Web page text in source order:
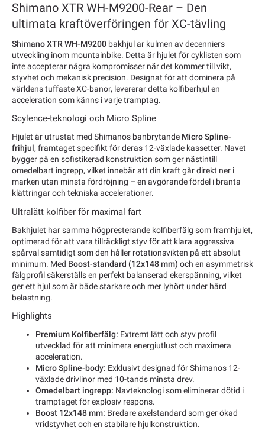
Shimano XTR WH-M9200-Rear – Den
ultimata kraftöverföringen för XC-tävling
Shimano XTR WH-M9200 bakhjul är kulmen av decenniers
utveckling inom mountainbike. Detta är hjulet för cyklisten som
inte accepterar några kompromisser när det kommer till vikt,
styvhet och mekanisk precision. Designat för att dominera på
världens tuffaste XC-banor, levererar detta kolfiberhjul en
acceleration som känns i varje tramptag.
Scylence-teknologi och Micro Spline
Hjulet är utrustat med Shimanos banbrytande Micro Spline-
frihjul, framtaget specifikt för deras 12-växlade kassetter. Navet
bygger på en sofistikerad konstruktion som ger nästintill
omedelbart ingrepp, vilket innebär att din kraft går direkt ner i
marken utan minsta fördröjning – en avgörande fördel i branta
klättringar och tekniska accelerationer.
Ultralätt kolfiber för maximal fart
Bakhjulet har samma högpresterande kolfiberfälg som framhjulet,
optimerad för att vara tillräckligt styv för att klara aggressiva
spårval samtidigt som den håller rotationsvikten på ett absolut
minimum. Med Boost-standard (12x148 mm) och en asymmetrisk
fälgprofil säkerställs en perfekt balanserad ekerspänning, vilket
ger ett hjul som är både starkare och mer lyhört under hård
belastning.
Highlights
Premium Kolfiberfälg: Extremt lätt och styv profil
utvecklad för att minimera energiutlust och maximera
acceleration.
Micro Spline-body: Exklusivt designad för Shimanos 12-
växlade drivlinor med 10-tands minsta drev.
Omedelbart ingrepp: Navteknologi som eliminerar dötid i
tramptaget för explosiv respons.
Boost 12x148 mm: Bredare axelstandard som ger ökad
vridstyvhet och en stabilare hjulkonstruktion.